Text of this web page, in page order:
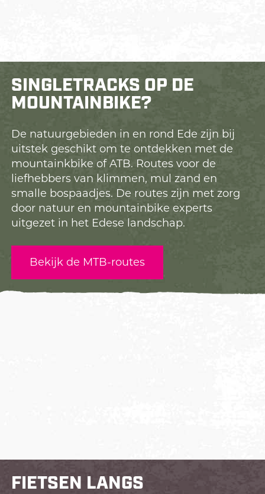
SINGLETRACKS OP DE
MOUNTAINBIKE?
De natuurgebieden in en rond Ede zijn bij
uitstek geschikt om te ontdekken met de
mountainkbike of ATB. Routes voor de
liefhebbers van klimmen, mul zand en
smalle bospaadjes. De routes zijn met zorg
door natuur en mountainbike experts
uitgezet in het Edese landschap.
Bekijk de MTB-routes
FIETSEN LANGS